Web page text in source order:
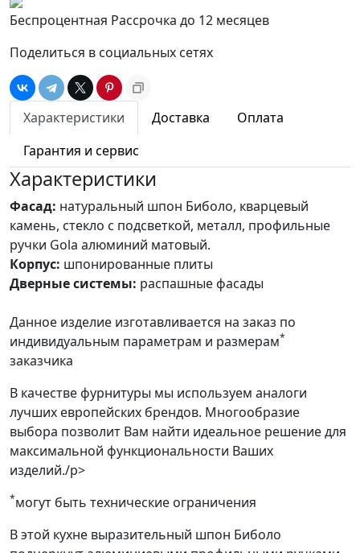
Беспроцентная Рассрочка до 12 месяцев
Поделиться в социальных сетях
Характеристики Доставка
Оплата
Гарантия и сервис
Характеристики
Фасад: натуральный шпон Биболо, кварцевый
камень, стекло с подсветкой, металл, профильные
ручки Gola алюминий матовый.
Корпус: шпонированные плиты
Дверные системы: распашные фасады
Данное изделие изготавливается на заказ по
индивидуальным параметрам и размерам*
заказчика
В качестве фурнитуры мы используем аналоги
лучших европейских брендов. Многообразие
выбора позволит Вам найти идеальное решение для
максимальной функциональности Ваших
изделий./p>
*могут быть технические ограничения
В этой кухне выразительный шпон Биболо